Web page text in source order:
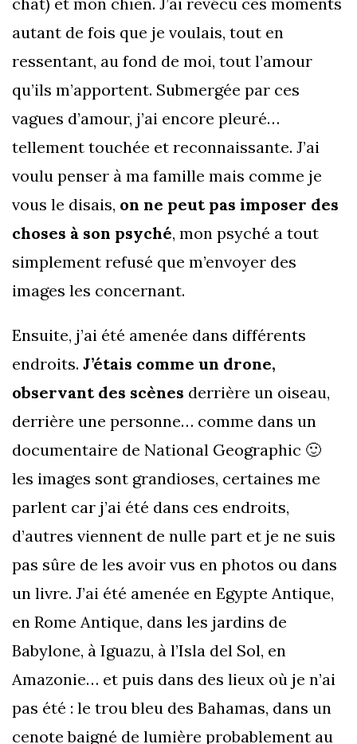
autant de fois que je voulais, tout en
ressentant, au fond de moi, tout l’amour
qu’ils m’apportent. Submergée par ces
vagues d’amour, j’ai encore pleuré…
tellement touchée et reconnaissante. J’ai
voulu penser à ma famille mais comme je
vous le disais, on ne peut pas imposer des
choses à son psyché, mon psyché a tout
simplement refusé que m’envoyer des
images les concernant.
Ensuite, j’ai été amenée dans différents
endroits. J’étais comme un drone,
observant des scènes derrière un oiseau,
derrière une personne… comme dans un
documentaire de National Geographic 🙂
les images sont grandioses, certaines me
parlent car j’ai été dans ces endroits,
d’autres viennent de nulle part et je ne suis
pas sûre de les avoir vus en photos ou dans
un livre. J’ai été amenée en Egypte Antique,
en Rome Antique, dans les jardins de
Babylone, à Iguazu, à l’Isla del Sol, en
Amazonie… et puis dans des lieux où je n’ai
pas été : le trou bleu des Bahamas, dans un
cenote baigné de lumière probablement au